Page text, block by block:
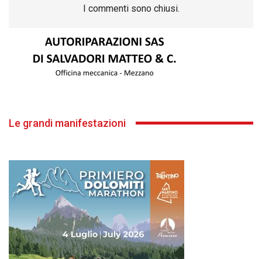
I commenti sono chiusi.
Le grandi manifestazioni